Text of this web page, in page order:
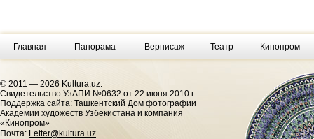
Главная Панорама Вернисаж Театр Кинопром
© 2011 — 2026 Kultura.uz.
Cвидетельство УзАПИ №0632 от 22 июня 2010 г.
Поддержка сайта: Ташкентский Дом фотографии
Академии художеств Узбекистана и компания
«Кинопром»
Почта: Letter@kultura.uz